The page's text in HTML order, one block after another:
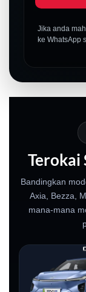
Jika anda
ke WhatsApp
Terokai
Bandingkan
Axia, Bezza,
mana-mana